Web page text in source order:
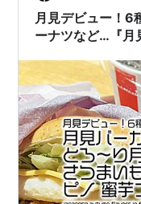
月見デビュー！6
ーナツなど…『月
ド・ケンタッキ